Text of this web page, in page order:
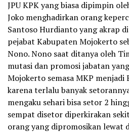
JPU KPK yang biasa dipimpin
Joko menghadirkan orang
Santoso Hurdianto yang akrap
pejabat Kabupaten Mojokerto
Nono. Nono saat ditanya oleh
mutasi dan promosi jabatan
Mojokerto semasa MKP
karena terlalu banyak
mengaku sehari bisa setor 2
sempat disetor diperkirakan
orang yang dipromosikan lewat